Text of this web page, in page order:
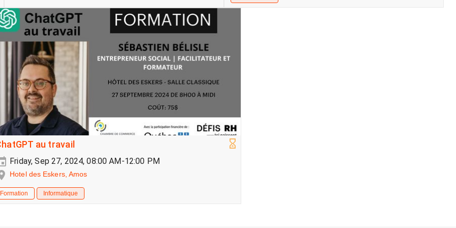
au travail
Friday, Sep 27, 2024, 08:00 AM-12:00 PM
Hotel des Eskers, Amos
Formation Informatique